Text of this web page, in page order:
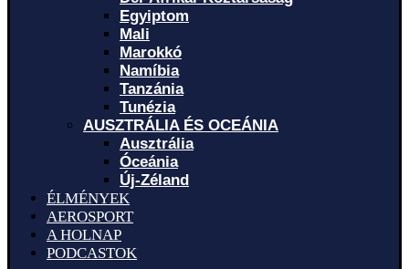
Egyiptom
Mali
Marokkó
Namíbia
Tanzánia
Tunézia
AUSZTRÁLIA ÉS OCEÁNIA
Ausztrália
Óceánia
Új-Zéland
ÉLMÉNYEK
AEROSPORT
A HOLNAP
PODCASTOK